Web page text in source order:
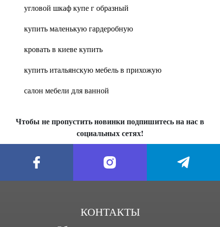
угловой шкаф купе г образный
купить маленькую гардеробную
кровать в киеве купить
купить итальянскую мебель в прихожую
салон мебели для ванной
Чтобы не пропустить новинки подпишитесь на нас в
социальных сетях!
КОНТАКТЫ